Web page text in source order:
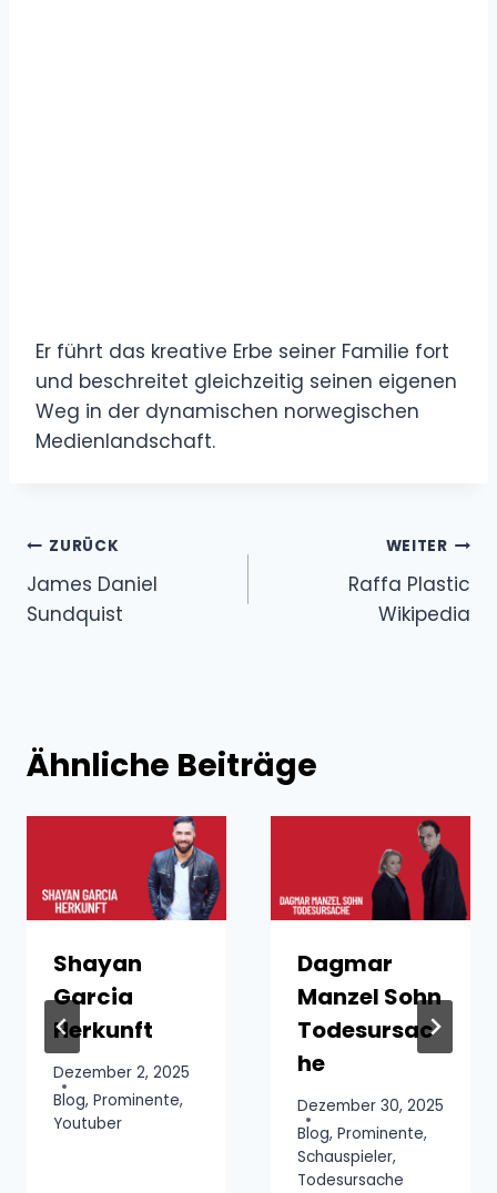
Er führt das kreative Erbe seiner Familie fort
und beschreitet gleichzeitig seinen eigenen
Weg in der dynamischen norwegischen
Medienlandschaft.
Beitragsnavigation
ZURÜCK
James Daniel
Sundquist
WEITER
Raffa Plastic
Wikipedia
Ähnliche Beiträge
Shayan
Garcia
Herkunft
Dezember 2, 2025
Blog, Prominente,
Youtuber
Dagmar
Manzel Sohn
Todesursac
he
Dezember 30, 2025
Blog, Prominente,
Schauspieler,
Todesursache